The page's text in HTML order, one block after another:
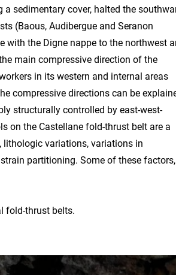
sedimentary cover, halted the
(Baous, Audibergue and Seranon
the Digne nappe to the northwest
main compressive direction of the
in its western and internal areas
compressive directions can be
structurally controlled by east-west-
on the Castellane fold-thrust belt are a
variations, variations in
partitioning. Some of these factors,
fold-thrust belts.